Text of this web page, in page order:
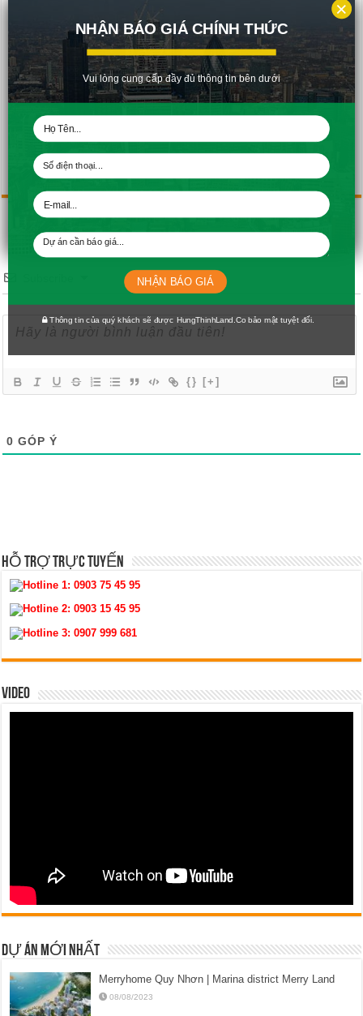
cột sàn tầng 18 – block B.
{} [+]
0 GÓP Ý
HỖ TRỢ TRỰC TUYẾN
Hotline 1:0903 75 45 95
Hotline 2:0903 15 45 95
Hotline 3:0907 999 681
VIDEO
DỰ ÁN MỚI NHẤT
Merryhome Quy Nhơn | Marina district Merry Land
08/08/2023
NHẬN BÁO GIÁ CHÍNH THỨC
Vui lòng cung cấp đầy đủ thông tin bên dưới
Thông tin của quý khách sẽ được HungThinhLand.Co bảo mật tuyệt đối.
NHẬN BÁO GIÁ
×